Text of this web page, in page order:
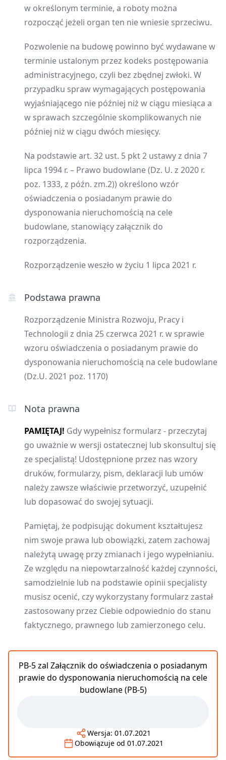
w określonym terminie, a roboty można
rozpocząć jeżeli organ ten nie wniesie sprzeciwu.
Pozwolenie na budowę powinno być wydawane w
terminie ustalonym przez kodeks postępowania
administracyjnego, czyli bez zbędnej zwłoki. W
przypadku spraw wymagających postępowania
wyjaśniającego nie później niż w ciągu miesiąca a
w sprawach szczególnie skomplikowanych nie
później niż w ciągu dwóch miesięcy.
Na podstawie art. 32 ust. 5 pkt 2 ustawy z dnia 7
lipca 1994 r. – Prawo budowlane (Dz. U. z 2020 r.
poz. 1333, z późn. zm.2)) określono wzór
oświadczenia o posiadanym prawie do
dysponowania nieruchomością na cele
budowlane, stanowiący załącznik do
rozporządzenia.
Rozporządzenie weszło w życiu 1 lipca 2021 r.
Podstawa prawna
Rozporządzenie Ministra Rozwoju, Pracy i
Technologii z dnia 25 czerwca 2021 r. w sprawie
wzoru oświadczenia o posiadanym prawie do
dysponowania nieruchomością na cele budowlane
(Dz.U. 2021 poz. 1170)
Nota prawna
PAMIĘTAJ! Gdy wypełnisz formularz - przeczytaj
go uważnie w wersji ostatecznej lub skonsultuj się
ze specjalistą! Udostępnione przez nas wzory
druków, formularzy, pism, deklaracji lub umów
należy zawsze właściwie przetworzyć, uzupełnić
lub dopasować do swojej sytuacji.
Pamiętaj, że podpisując dokument kształtujesz
nim swoje prawa lub obowiązki, zatem zachowaj
należytą uwagę przy zmianach i jego wypełnianiu.
Ze względu na niepowtarzalność każdej czynności,
samodzielnie lub na podstawie opinii specjalisty
musisz ocenić, czy wykorzystany formularz zastał
zastosowany przez Ciebie odpowiednio do stanu
faktycznego, prawnego lub zamierzonego celu.
PB-5 zal Załącznik do oświadczenia o posiadanym
prawie do dysponowania nieruchomością na cele
budowlane (PB-5)
Wersja: 01.07.2021
Obowiązuje od 01.07.2021